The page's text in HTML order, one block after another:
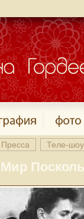
Пресса Теле-шоу
Мир